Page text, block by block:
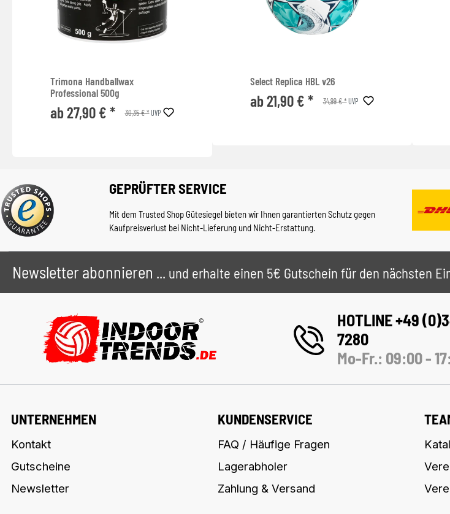
Trimona Handballwax
Professional 500g
ab 27,90 € * 30,35 € *UVP
Select Replica HBL v26
ab 21,90 € * 34,99 € *UVP
GEPRÜFTER SERVICE
Mit dem Trusted Shop Gütesiegel bieten wir Ihnen garantierten Schutz gegen
Kaufpreisverlust bei Nicht-Lieferung und Nicht-Erstattung.
Newsletter abonnieren ... und erhalte einen 5€ Gutschein für den nächsten
HOTLINE +49
7280
Mo-Fr.: 09:00 -
UNTERNEHMEN
Kontakt
Gutscheine
Newsletter
KUNDENSERVICE
FAQ / Häufige Fragen
Lagerabholer
Zahlung & Versand